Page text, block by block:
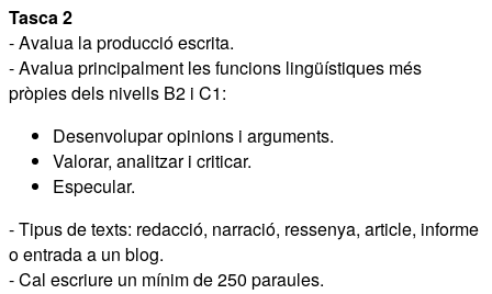
Tasca 2
- Avalua la producció escrita.
- Avalua principalment les funcions lingüístiques més
pròpies dels nivells B2 i C1:
Desenvolupar opinions i arguments.
Valorar, analitzar i criticar.
Especular.
- Tipus de texts: redacció, narració, ressenya, article, informe
o entrada a un blog.
- Cal escriure un mínim de 250 paraules.